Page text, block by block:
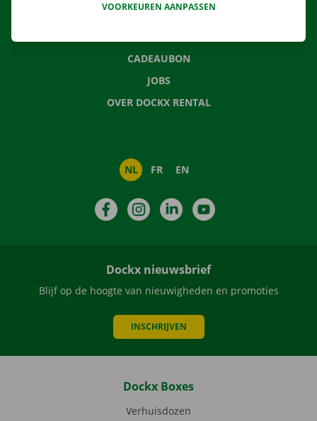
VEELGESTELDE VRAGEN
CADEAUBON
JOBS
OVER DOCKX RENTAL
NL FR EN
FacebookInstagramLinkedIn
Dockx nieuwsbrief
Blijf op de hoogte van nieuwigheden en promoties
INSCHRIJVEN
Dockx Boxes
Verhuisdozen
VOORKEUREN AANPASSEN